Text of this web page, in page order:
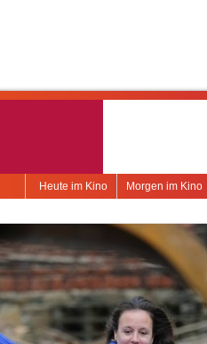
Morgen im Kino
Heute im Kino